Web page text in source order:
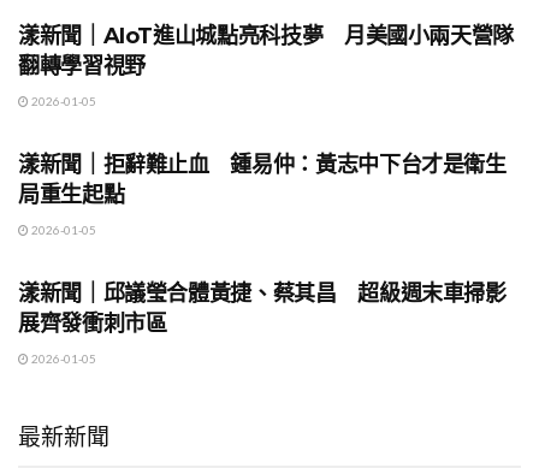
漾新聞｜AIoT進山城點亮科技夢 月美國小兩天營隊
翻轉學習視野
2026-01-05
漾新聞｜拒辭難止血 鍾易仲：黃志中下台才是衛生
局重生起點
2026-01-05
漾新聞｜邱議瑩合體黃捷、蔡其昌 超級週末車掃影
展齊發衝刺市區
2026-01-05
最新新聞